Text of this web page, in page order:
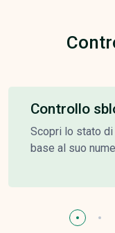
Controllo
Scopri lo stato
base al suo